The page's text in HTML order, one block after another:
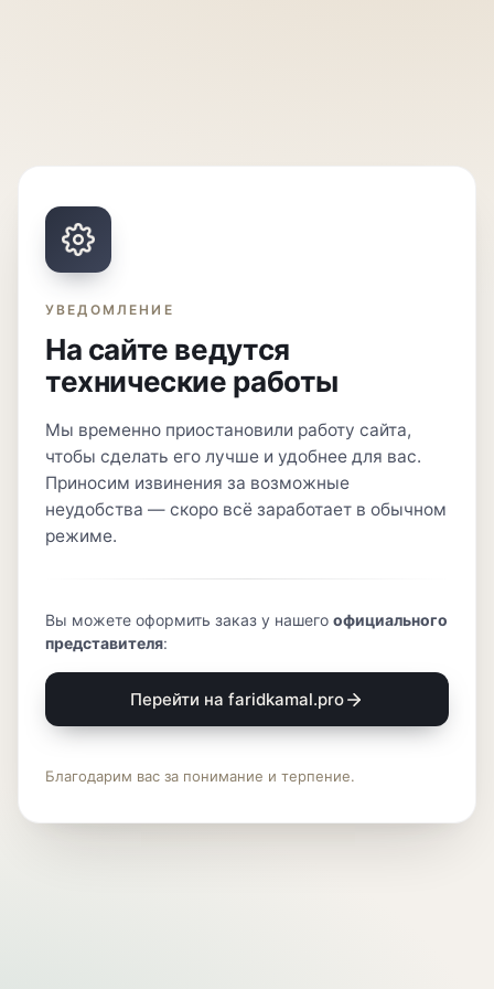
УВЕДОМЛЕНИЕ
На сайте ведутся
технические работы
Мы временно приостановили работу сайта,
чтобы сделать его лучше и удобнее для вас.
Приносим извинения за возможные
неудобства — скоро всё заработает в обычном
режиме.
Вы можете оформить заказ у нашего официального
представителя:
Перейти на faridkamal.pro
Благодарим вас за понимание и терпение.